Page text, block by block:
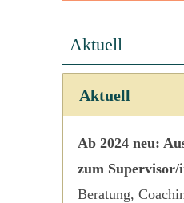
Aktuell
Aktuell
Ab 2024 neu:
zum Supervisor/
Beratung,